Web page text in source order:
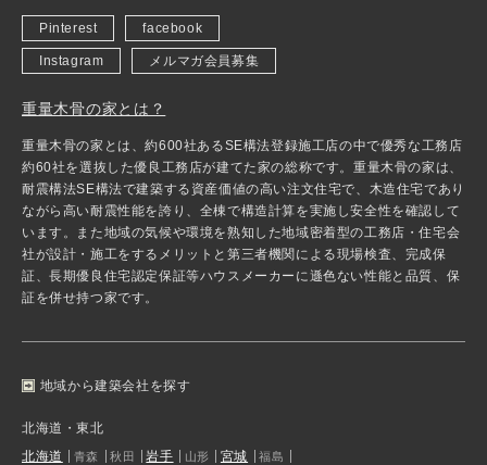
Pinterest facebook
Instagram メルマガ会員募集
重量木骨の家とは？
重量木骨の家とは、約600社あるSE構法登録施工店の中で優秀な工務店
約60社を選抜した優良工務店が建てた家の総称です。重量木骨の家は、
耐震構法SE構法で建築する資産価値の高い注文住宅で、木造住宅であり
ながら高い耐震性能を誇り、全棟で構造計算を実施し安全性を確認して
います。また地域の気候や環境を熟知した地域密着型の工務店・住宅会
社が設計・施工をするメリットと第三者機関による現場検査、完成保
証、長期優良住宅認定保証等ハウスメーカーに遜色ない性能と品質、保
証を併せ持つ家です。
地域から建築会社を探す
北海道・東北
北海道
青森 秋田 岩手 山形 宮城 福島